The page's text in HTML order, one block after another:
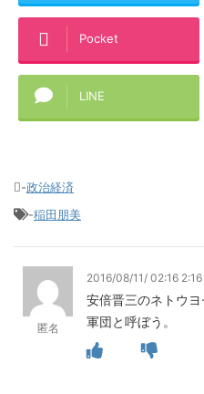
Pocket
LINE
-政治経済
-稲田朋美
匿名
2016/08/11/ 02:16 2:16
安倍晋三のネトウ
軍団と呼ぼう。